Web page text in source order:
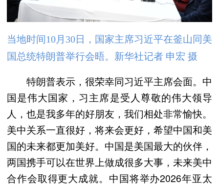
当地时间10月30日，国家主席习近平在釜山同美
国总统特朗普举行会晤。新华社记者 申宏 摄
特朗普表示，很荣幸同习近平主席会面。中
国是伟大国家，习主席是受人尊敬的伟大领导
人，也是我多年的好朋友，我们相处非常愉快。
美中关系一直很好，将来会更好，希望中国和美
国的未来都更加美好。中国是美国最大的伙伴，
两国携手可以在世界上做成很多大事，未来美中
合作会取得更大成就。中国将举办2026年亚太